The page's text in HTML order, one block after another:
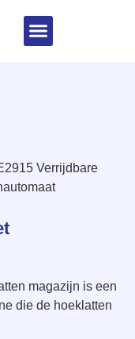
Verrijdbare
magazijn is een
die de hoeklatten